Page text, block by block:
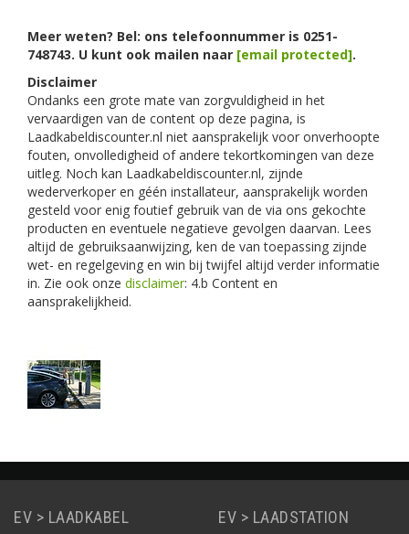
Meer weten? Bel: ons telefoonnummer is 0251-
748743. U kunt ook mailen naar [email protected].
Disclaimer
Ondanks een grote mate van zorgvuldigheid in het
vervaardigen van de content op deze pagina, is
Laadkabeldiscounter.nl niet aansprakelijk voor onverhoopte
fouten, onvolledigheid of andere tekortkomingen van deze
uitleg. Noch kan Laadkabeldiscounter.nl, zijnde
wederverkoper en géén installateur, aansprakelijk worden
gesteld voor enig foutief gebruik van de via ons gekochte
producten en eventuele negatieve gevolgen daarvan. Lees
altijd de gebruiksaanwijzing, ken de van toepassing zijnde
wet- en regelgeving en win bij twijfel altijd verder informatie
in. Zie ook onze disclaimer: 4.b Content en
aansprakelijkheid.
EV > LAADKABEL EV > LAADSTATION